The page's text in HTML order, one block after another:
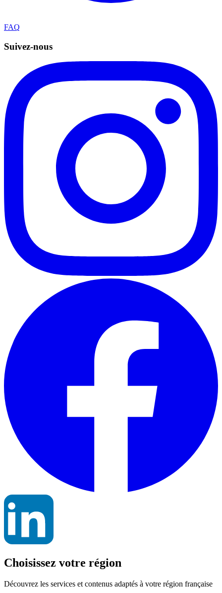
FAQ
Suivez-nous
Choisissez votre région
Découvrez les services et contenus adaptés à votre région française